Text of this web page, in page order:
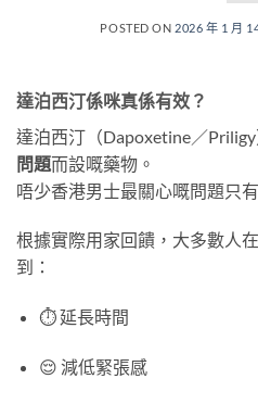
POSTED ON 2026 年 1 月
達泊西汀係咪真係有效？
達泊西汀（Dapoxetine／
問題而設嘅藥物。
唔少香港男士最關心嘅問題只有
根據實際用家回饋，大多數人
到：
⏱️ 延長時間
😌 減低緊張感